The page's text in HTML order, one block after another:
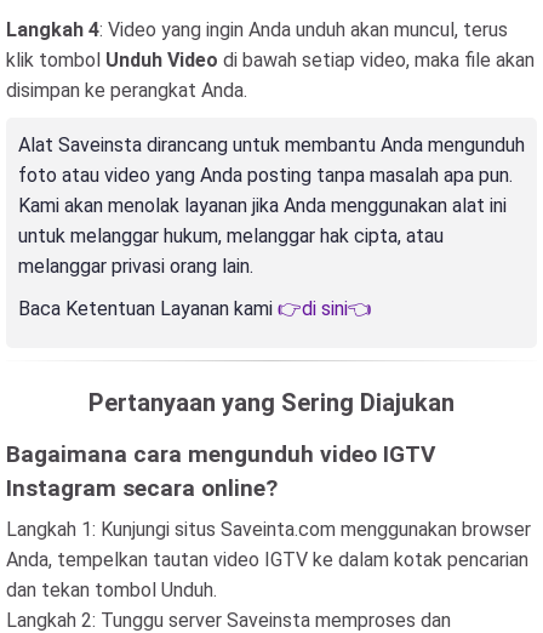
Langkah 4: Video yang ingin Anda unduh akan muncul, terus
klik tombol Unduh Video di bawah setiap video, maka file akan
disimpan ke perangkat Anda.
Alat Saveinsta dirancang untuk membantu Anda mengunduh
foto atau video yang Anda posting tanpa masalah apa pun.
Kami akan menolak layanan jika Anda menggunakan alat ini
untuk melanggar hukum, melanggar hak cipta, atau
melanggar privasi orang lain.
Baca Ketentuan Layanan kami 👉di sini👈
Pertanyaan yang Sering Diajukan
Bagaimana cara mengunduh video IGTV
Instagram secara online?
Langkah 1: Kunjungi situs Saveinta.com menggunakan browser
Anda, tempelkan tautan video IGTV ke dalam kotak pencarian
dan tekan tombol Unduh.
Langkah 2: Tunggu server Saveinsta memproses dan